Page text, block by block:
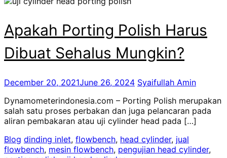
Apakah Porting Polish Harus
Dibuat Sehalus Mungkin?
December 20, 2021June 26, 2024 Syaifullah Amin
Dynamometerindonesia.com – Porting Polish merupakan
salah satu proses perbakan dan juga pelancaran pada
aliran pembakaran atau uji cylinder head pada […]
Blog dinding inlet, flowbench, head cylinder, jual
flowbench, mesin flowbench, pengujian head cylinder,